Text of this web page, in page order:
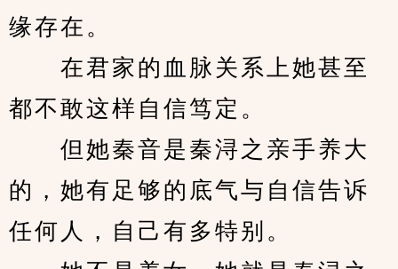
缘存在。
在君家的血脉关系上她甚至
都不敢这样自信笃定。
但她秦音是秦浔之亲手养大
的，她有足够的底气与自信告诉
任何人，自己有多特别。